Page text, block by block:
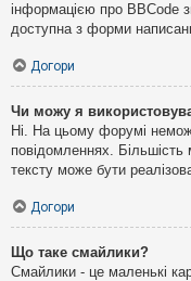
інформацією про BBCode
доступна з форми
Догори
Чи можу я
Ні. На цьому форумі
повідомленнях.
тексту може бути
Догори
Що таке смайлики?
Смайлики - це маленькі